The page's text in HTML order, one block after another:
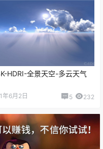
HDRI-全景天空-多云天气
年6月2日 5 232